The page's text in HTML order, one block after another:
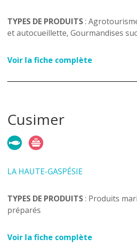
TYPES DE PRODUITS:
et autocueillette, Gourmandises
Voir la fiche complète
Cusimer
LA HAUTE-GASPÉSIE
TYPES DE PRODUITS: Produits
préparés
Voir la fiche complète